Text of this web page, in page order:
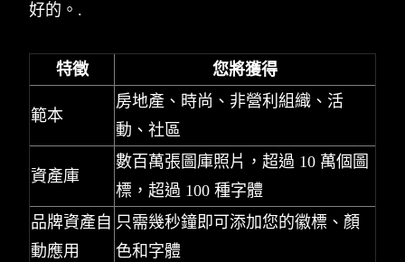
好的。.
特徵 您將獲得
範本
房地產、時尚、非營利組織、活
動、社區
資產庫
數百萬張圖庫照片，超過 10 萬個圖
標，超過 100 種字體
品牌資產自
動應用
只需幾秒鐘即可添加您的徽標、顏
色和字體